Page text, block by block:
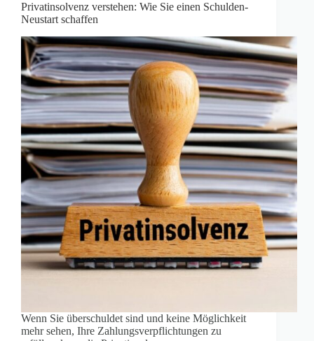
Privatinsolvenz verstehen: Wie Sie einen Schulden-
Neustart schaffen
Wenn Sie überschuldet sind und keine Möglichkeit
mehr sehen, Ihre Zahlungsverpflichtungen zu